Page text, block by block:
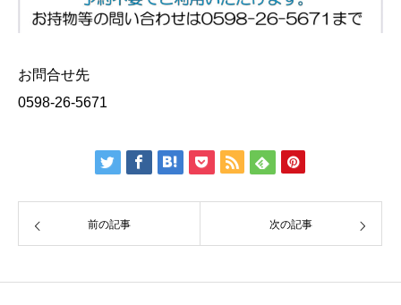
お問合せ先
0598-26-5671
前の記事 次の記事